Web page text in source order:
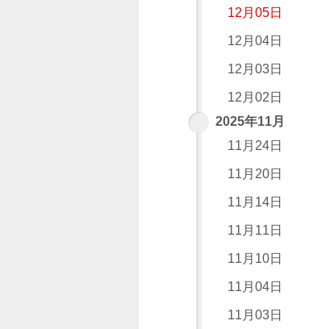
12月05日
12月04日
12月03日
12月02日
2025年11月
11月24日
11月20日
11月14日
11月11日
11月10日
11月04日
11月03日